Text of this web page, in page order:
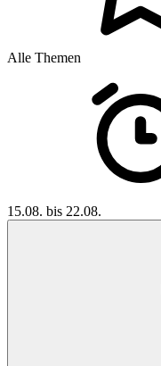
Alle Themen
15.08. bis 22.08.